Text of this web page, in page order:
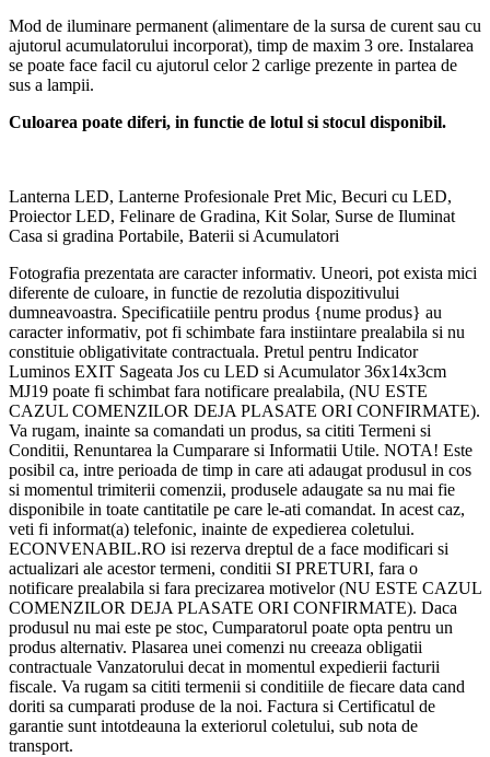
Mod de iluminare permanent (alimentare de la sursa de curent sau cu
ajutorul acumulatorului incorporat), timp de maxim 3 ore. Instalarea
se poate face facil cu ajutorul celor 2 carlige prezente in partea de
sus a lampii.
Culoarea poate diferi, in functie de lotul si stocul disponibil.
Lanterna LED, Lanterne Profesionale Pret Mic, Becuri cu LED,
Proiector LED, Felinare de Gradina, Kit Solar, Surse de Iluminat
Casa si gradina Portabile, Baterii si Acumulatori
Fotografia prezentata are caracter informativ. Uneori, pot exista mici
diferente de culoare, in functie de rezolutia dispozitivului
dumneavoastra. Specificatiile pentru produs {nume produs} au
caracter informativ, pot fi schimbate fara instiintare prealabila si nu
constituie obligativitate contractuala. Pretul pentru Indicator
Luminos EXIT Sageata Jos cu LED si Acumulator 36x14x3cm
MJ19 poate fi schimbat fara notificare prealabila, (NU ESTE
CAZUL COMENZILOR DEJA PLASATE ORI CONFIRMATE).
Va rugam, inainte sa comandati un produs, sa cititi Termeni si
Conditii, Renuntarea la Cumparare si Informatii Utile. NOTA! Este
posibil ca, intre perioada de timp in care ati adaugat produsul in cos
si momentul trimiterii comenzii, produsele adaugate sa nu mai fie
disponibile in toate cantitatile pe care le-ati comandat. In acest caz,
veti fi informat(a) telefonic, inainte de expedierea coletului.
ECONVENABIL.RO isi rezerva dreptul de a face modificari si
actualizari ale acestor termeni, conditii SI PRETURI, fara o
notificare prealabila si fara precizarea motivelor (NU ESTE CAZUL
COMENZILOR DEJA PLASATE ORI CONFIRMATE). Daca
produsul nu mai este pe stoc, Cumparatorul poate opta pentru un
produs alternativ. Plasarea unei comenzi nu creeaza obligatii
contractuale Vanzatorului decat in momentul expedierii facturii
fiscale. Va rugam sa cititi termenii si conditiile de fiecare data cand
doriti sa cumparati produse de la noi. Factura si Certificatul de
garantie sunt intotdeauna la exteriorul coletului, sub nota de
transport.